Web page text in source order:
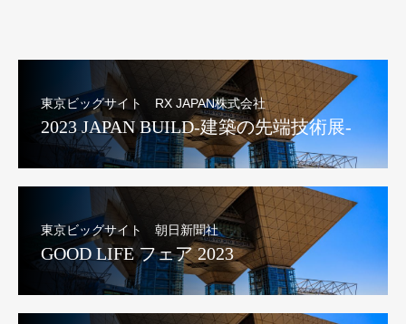
東京ビッグサイト RX JAPAN株式会社
2023 JAPAN BUILD-建築の先端技術展-
東京ビッグサイト 朝日新聞社
GOOD LIFE フェア 2023